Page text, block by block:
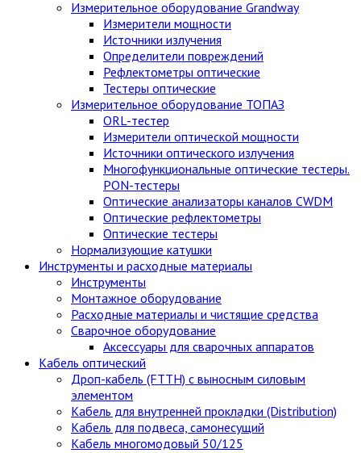
Измерительное оборудование Grandway
Измерители мощности
Источники излучения
Определители повреждений
Рефлектометры оптические
Тестеры оптические
Измерительное оборудование ТОПАЗ
ORL-тестер
Измерители оптической мощности
Источники оптического излучения
Многофункциональные оптические тестеры.
PON-тестеры
Оптические анализаторы каналов CWDM
Оптические рефлектометры
Оптические тестеры
Нормализующие катушки
Инструменты и расходные материалы
Инструменты
Монтажное оборудование
Расходные материалы и чистящие средства
Сварочное оборудование
Аксессуары для сварочных аппаратов
Кабель оптический
Дроп-кабель (FTTH) с выносным силовым
элементом
Кабель для внутренней прокладки (Distribution)
Кабель для подвеса, самонесущий
Кабель многомодовый 50/125